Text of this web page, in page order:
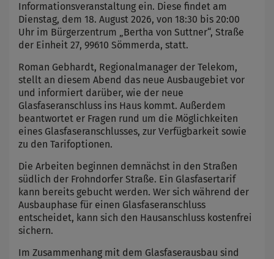
Informationsveranstaltung ein. Diese findet am
Dienstag, dem 18. August 2026, von 18:30 bis 20:00
Uhr im Bürgerzentrum „Bertha von Suttner“, Straße
der Einheit 27, 99610 Sömmerda, statt.
Roman Gebhardt, Regionalmanager der Telekom,
stellt an diesem Abend das neue Ausbaugebiet vor
und informiert darüber, wie der neue
Glasfaseranschluss ins Haus kommt. Außerdem
beantwortet er Fragen rund um die Möglichkeiten
eines Glasfaseranschlusses, zur Verfügbarkeit sowie
zu den Tarifoptionen.
Die Arbeiten beginnen demnächst in den Straßen
südlich der Frohndorfer Straße. Ein Glasfasertarif
kann bereits gebucht werden. Wer sich während der
Ausbauphase für einen Glasfaseranschluss
entscheidet, kann sich den Hausanschluss kostenfrei
sichern.
Im Zusammenhang mit dem Glasfaserausbau sind